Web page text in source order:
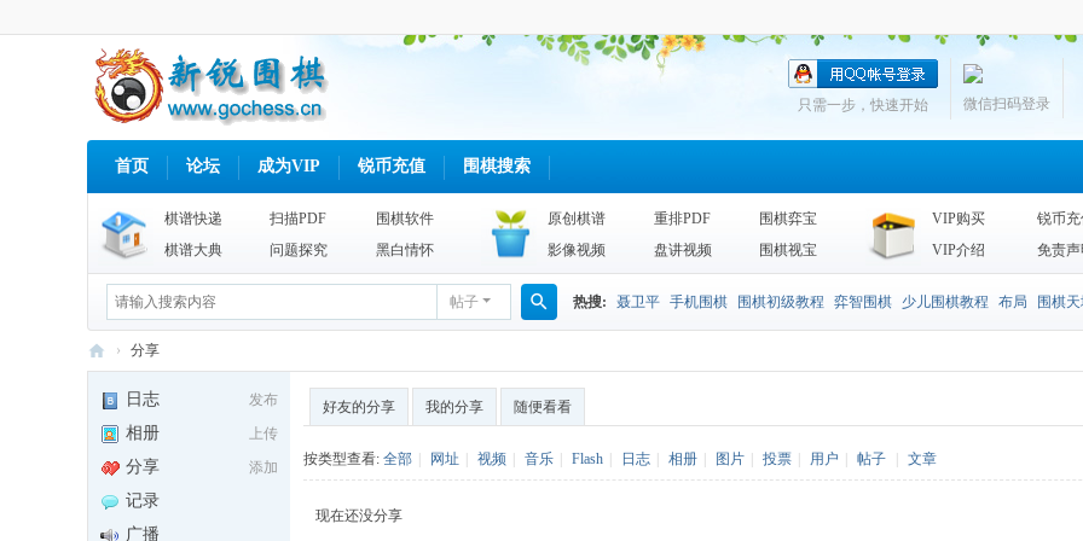
微信扫码登录
只需一步，快速开始
首页 论坛 成为VIP 锐币充值 围棋搜索
棋谱快递 扫描PDF
围棋软件
棋谱大典
问题探究 黑白情怀
原创棋谱 重排PDF
围棋弈宝
影像视频
盘讲视频 围棋视宝
VIP购买
锐币
VIP介绍
免责
帖子
搜
索
热搜: 聂卫平 手机围棋 围棋初级教程 弈智围棋 少儿围棋教程 布局 围棋
› 分享
发布
日志
上传
相册
添加
分享
记录
广播
好友的分享 我的分享 随便看看
按类型查看: 全部 网址 视频 音乐 Flash 日志 相册 图片 投票 用户 帖子 文章
现在还没分享